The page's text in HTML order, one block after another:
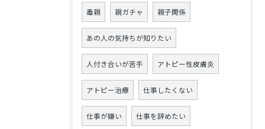
毒親 親ガチャ 親子関係
あの人の気持ちが知りたい
人付き合いが苦手 アトピー性皮膚炎
アトピー治療 仕事したくない
仕事が嫌い 仕事を辞めたい